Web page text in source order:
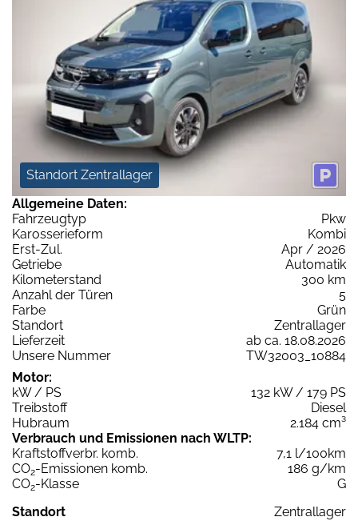
Standort Zentrallager
Allgemeine Daten:
Fahrzeugtyp
Pkw
Karosserieform
Kombi
Erst-Zul.
Apr / 2026
Getriebe
Automatik
Kilometerstand
300 km
Anzahl der Türen
5
Farbe
Grün
Standort
Zentrallager
Lieferzeit
ab ca. 18.08.2026
Unsere Nummer
TW32003_10884
Motor:
kW / PS
132 kW / 179 PS
Treibstoff
Diesel
Hubraum
2.184 cm³
Verbrauch und Emissionen nach WLTP:
Kraftstoffverbr. komb.
7,1 l/100km
CO2-Emissionen komb.
186 g/km
CO2-Klasse
G
Standort
Zentrallager